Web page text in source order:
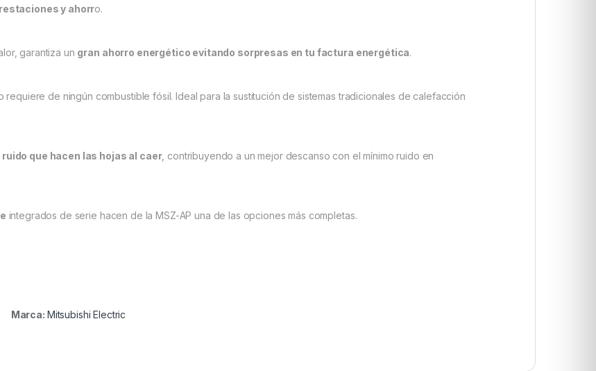
y ahorro.
garantiza un gran ahorro energético evitando sorpresas en tu factura energética.
requiere de ningún combustible fósil. Ideal para la sustitución de sistemas tradicionales de calefacción
que hacen las hojas al caer, contribuyendo a un mejor descanso con el mínimo ruido en
integrados de serie hacen de la MSZ-AP una de las opciones más completas.
Marca: Mitsubishi Electric